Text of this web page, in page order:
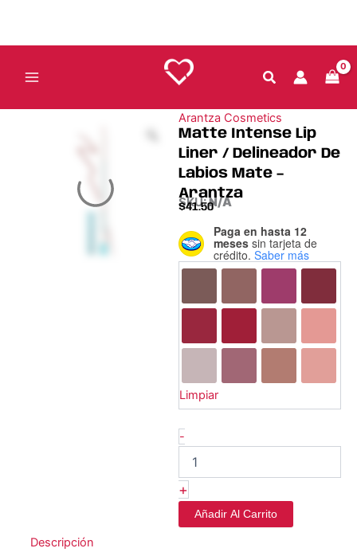
contenido
Arantza Cosmetics
Matte Intense Lip
Liner / Delineador De
Labios Mate –
Arantza
SKU:N/A
$41.50
Paga en hasta 12
meses sin tarjeta de
crédito. Saber más
Limpiar
-
Matte
Intense
Lip
Delineador
Labios
Arantza
cantidad
+
Añadir Al Carrito
Descripción